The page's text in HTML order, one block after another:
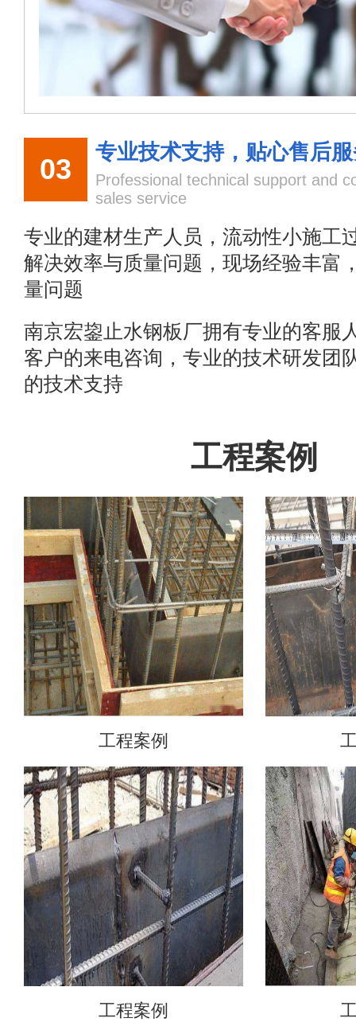
03
专业技术支持，贴心售后
Professional technical support and
sales service
专业的建材生产人员，流动性小施工
解决效率与质量问题，现场经验丰富
量问题
南京宏鋆止水钢板厂拥有专业的客服
客户的来电咨询，专业的技术研发团
的技术支持
工程案例
工程案例
工程案例